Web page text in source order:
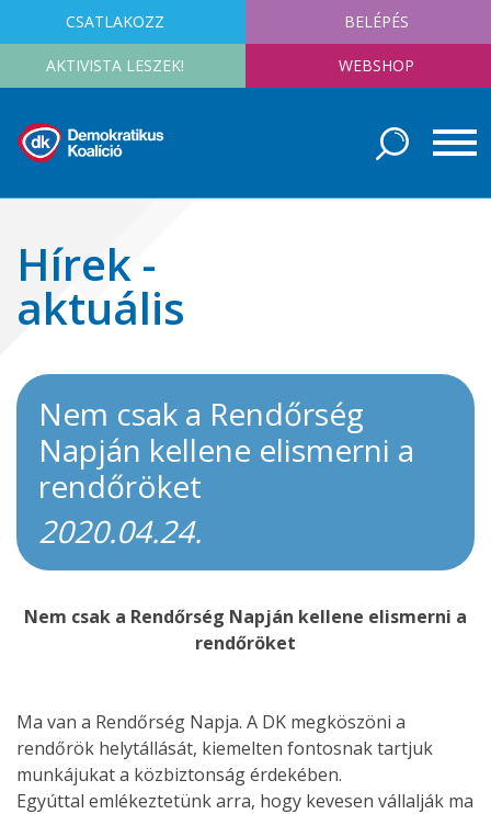
CSATLAKOZZ BELÉPÉS
AKTIVISTA LESZEK! WEBSHOP
Hírek -
aktuális
Nem csak a Rendőrség
Napján kellene elismerni a
rendőröket
2020.04.24.
Nem csak a Rendőrség Napján kellene elismerni a
rendőröket
Ma van a Rendőrség Napja. A DK megköszöni a
rendőrök helytállását, kiemelten fontosnak tartjuk
munkájukat a közbiztonság érdekében.
Egyúttal emlékeztetünk arra, hogy kevesen vállalják ma